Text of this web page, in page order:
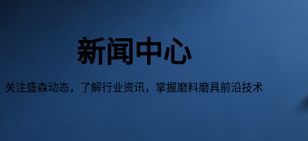
新闻中心
关注盛森动态，了解行业资讯，掌握磨料磨具前沿技术